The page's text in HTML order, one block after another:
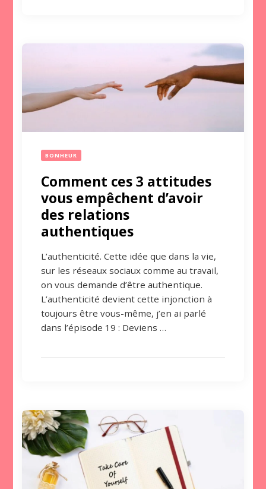
BONHEUR
Comment ces 3 attitudes
vous empêchent d’avoir
des relations
authentiques
L’authenticité. Cette idée que dans la vie,
sur les réseaux sociaux comme au travail,
on vous demande d’être authentique.
L’authenticité devient cette injonction à
toujours être vous-même, j’en ai parlé
dans l’épisode 19 : Deviens …